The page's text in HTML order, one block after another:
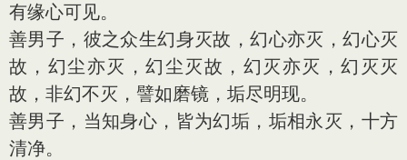
有缘心可见。
善男子，彼之众生幻身灭故，幻心亦灭，幻心灭
故，幻尘亦灭，幻尘灭故，幻灭亦灭，幻灭灭
故，非幻不灭，譬如磨镜，垢尽明现。
善男子，当知身心，皆为幻垢，垢相永灭，十方
清净。